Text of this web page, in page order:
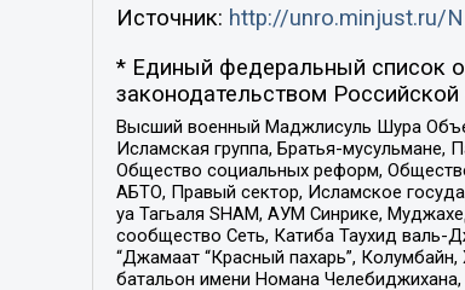
Источник: http://unro.minjust.ru/
* Единый федеральный список
законодательством
Высший военный Маджлисуль Шура
Исламская группа, Братья-мусульмане,
Общество социальных реформ,
АБТО, Правый сектор, Исламское
уа Тагьаля SHAM, АУМ Синрике,
сообщество Сеть, Катиба Таухид валь-
“Джамаат “Красный пахарь”,
батальон имени Номана